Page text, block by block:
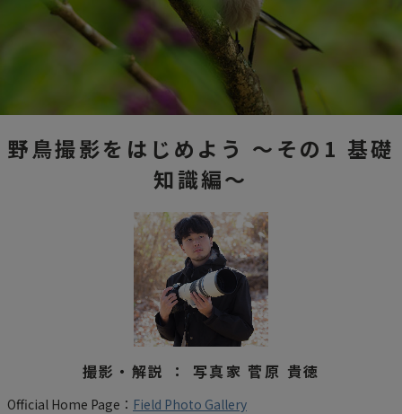
野鳥撮影をはじめよう ～その1 基礎
知識編～
撮影・解説 ： 写真家 菅原 貴徳
Official Home Page： Field Photo Gallery